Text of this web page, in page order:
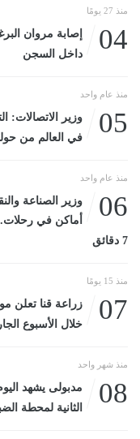
منذ 27 يومًا
04
إصابة مروان
داخل السجن
منذ عام واحد
05
وزير الاتصالات:
في العالم من
منذ عام واحد
06
وزير الصناعة
7 دقائق
منذ 15 يومًا
07
زراعة قنا تعلن
خلال الأسبوع الجارياليوم
منذ شهر واحد
08
مدبولى يشهد
الثانية لمحطة